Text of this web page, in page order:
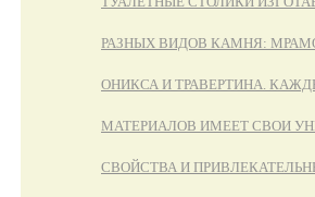
РАЗНЫХ ВИДОВ КАМНЯ:
ОНИКСА И ТРАВЕРТИНА.
МАТЕРИАЛОВ ИМЕЕТ СВОИ
СВОЙСТВА И